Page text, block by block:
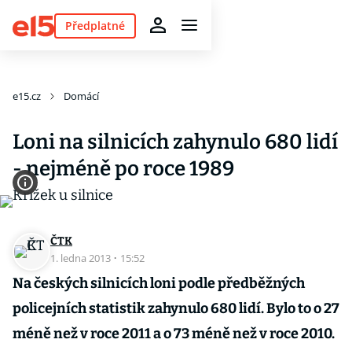
Předplatné
e15.cz Domácí
Loni na silnicích zahynulo 680 lidí
- nejméně po roce 1989
ČTK
1. ledna 2013 · 15:52
Na českých silnicích loni podle předběžných
policejních statistik zahynulo 680 lidí. Bylo to o 27
méně než v roce 2011 a o 73 méně než v roce 2010.